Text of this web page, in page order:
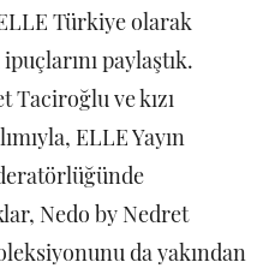
Türkiye olarak
paylaştık.
Taciroğlu ve kızı
ELLE Yayın
Nedo by Nedret
da yakından